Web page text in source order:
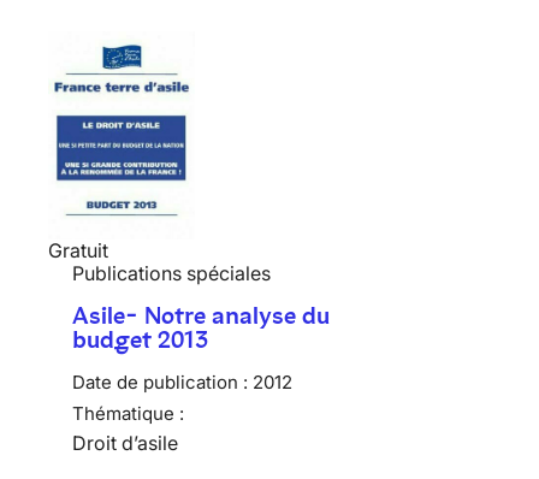
Gratuit
Publications spéciales
Asile- Notre analyse du
budget 2013
Date de publication : 2012
Thématique :
Droit d’asile